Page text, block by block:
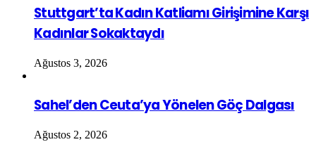
Stuttgart’ta Kadın Katliamı Girişimine Karşı
Kadınlar Sokaktaydı
Ağustos 3, 2026
Sahel’den Ceuta’ya Yönelen Göç Dalgası
Ağustos 2, 2026